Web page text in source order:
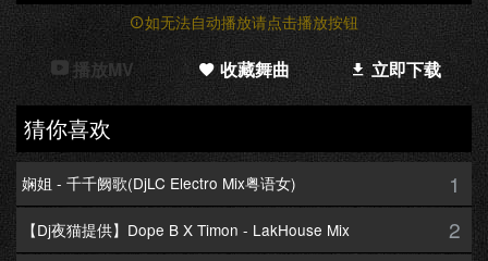
如无法自动播放请点击播放按钮
播放MV 收藏舞曲 立即下载
猜你喜欢
娴姐 - 千千阙歌(DjLC Electro Mix粤语女) 1
【Dj夜猫提供】Dope B X Timon - LakHouse Mix 2